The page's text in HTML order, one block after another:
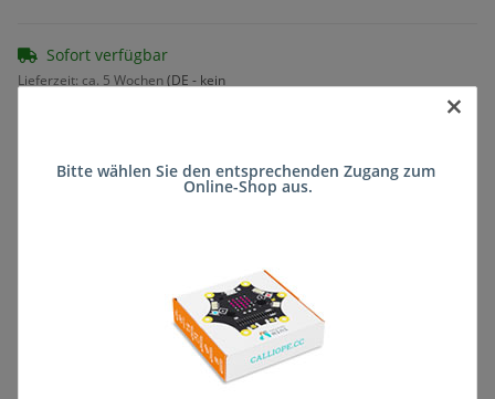
Sofort verfügbar
Lieferzeit: ca. 5 Wochen(DE - kein
Frage zum Artikel
×
Bitte wählen Sie den entsprechenden Zugang zum
Online-Shop aus.